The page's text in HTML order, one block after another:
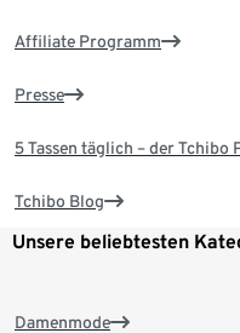
Affiliate Programm
Presse
5 Tassen täglich – der Tchibo
Tchibo Blog
Unsere beliebtesten
Damenmode